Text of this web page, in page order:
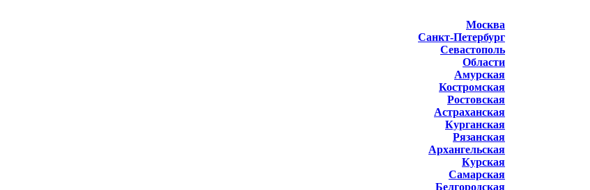
Москва
Санкт-Петербург
Севастополь
Области
Амурская
Костромская
Ростовская
Астраханская
Курганская
Рязанская
Архангельская
Курская
Самарская
Белгородская